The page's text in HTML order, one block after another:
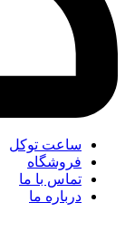
ساعت توکل
فروشگاه
تماس با ما
درباره ما